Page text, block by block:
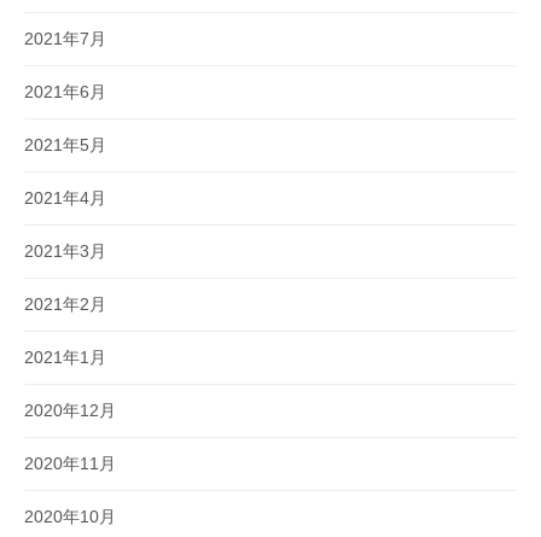
2021年7月
2021年6月
2021年5月
2021年4月
2021年3月
2021年2月
2021年1月
2020年12月
2020年11月
2020年10月